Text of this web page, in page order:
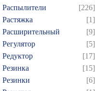
Распылители
[226]
Растяжка
[1]
Расширительный
[9]
Регулятор
[5]
Редуктор
[17]
Резинка
[15]
Резинки
[6]